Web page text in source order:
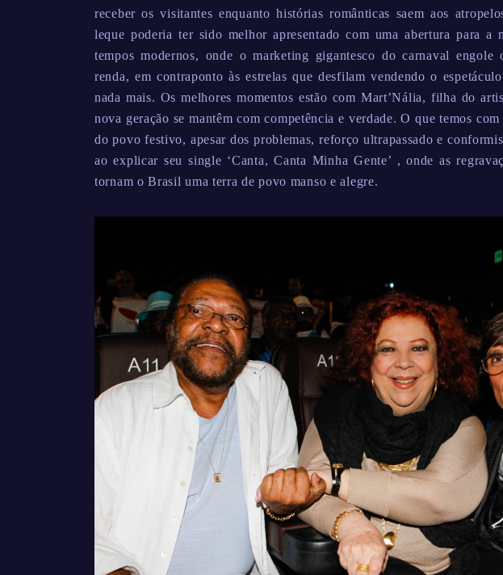
receber os visitantes enquanto histórias românticas saem aos
leque poderia ter sido melhor apresentado com uma abertura para a
tempos modernos, onde o marketing gigantesco do carnaval
renda, em contraponto às estrelas que desfilam vendendo o
nada mais. Os melhores momentos estão com Mart’Nália, filha do
nova geração se mantêm com competência e verdade. O que temos
do povo festivo, apesar dos problemas, reforço ultrapassado e
ao explicar seu single ‘Canta, Canta Minha Gente’ , onde as
tornam o Brasil uma terra de povo manso e alegre.